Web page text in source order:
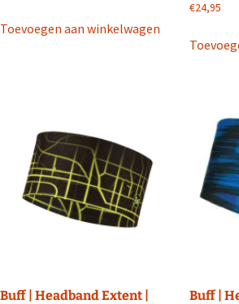
Toevoegen aan winkelwagen
€24,95
Buff | Headband Extent | Buff |